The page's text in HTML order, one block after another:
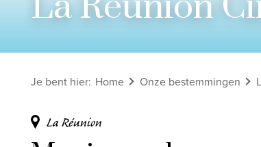
Bekijk alle rondreizen
Ontdek onze thema's
Huwelijksreis
Adults only
Luxury
Je bent hier: Home Onze bestemmingen
La Réunion